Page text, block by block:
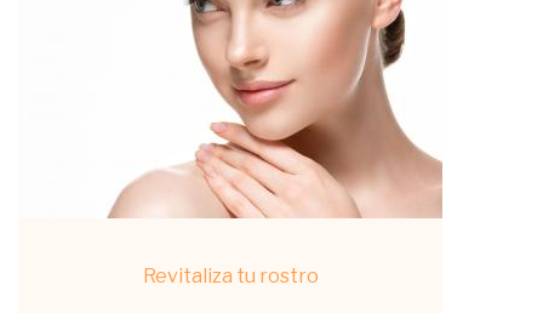
Revitaliza tu rostro